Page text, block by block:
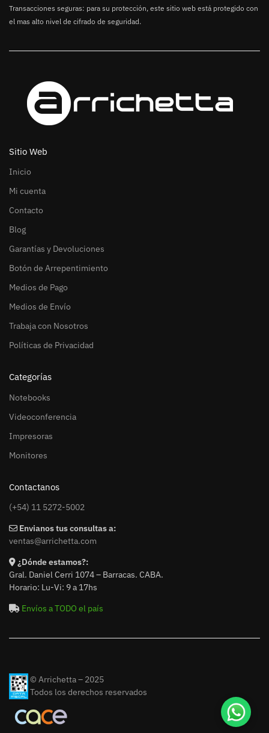
Transacciones seguras: para su protección, este sitio web está protegido con
el mas alto nivel de cifrado de seguridad.
Sitio Web
Inicio
Mi cuenta
Contacto
Blog
Garantías y Devoluciones
Botón de Arrepentimiento
Medios de Pago
Medios de Envío
Trabaja con Nosotros
Políticas de Privacidad
Categorías
Notebooks
Videoconferencia
Impresoras
Monitores
Contactanos
(+54) 11 5272-5002
Envianos tus consultas a:
ventas@arrichetta.com
¿Dónde estamos?:
Gral. Daniel Cerri 1074 – Barracas. CABA.
Horario: Lu-Vi: 9 a 17hs
Envíos a TODO el país
© Arrichetta – 2025
Todos los derechos reservados